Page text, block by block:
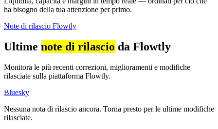
ha bisogno della tua attenzione per primo.
Note di rilascio Flowtly
Ultime note di rilascio da Flowtly
Monitora le più recenti correzioni, miglioramenti e modifiche
rilasciate sulla piattaforma Flowtly.
Bluesky
Nessuna nota di rilascio ancora. Torna presto per le ultime modifiche
rilasciate.